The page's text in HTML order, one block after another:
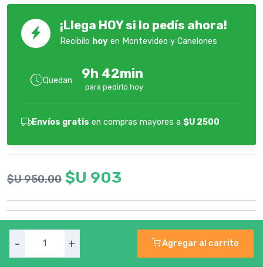
¡Llega HOY si lo pedís ahora!
Recibilo hoy en Montevideo y Canelones
Quedan 9h 42min
para pedirlo hoy
Envíos gratis en compras mayores a $U 2500
$U 950.00 $U 903
- + Agregar al carrito